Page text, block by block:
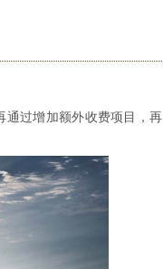
通过增加额外收费项目，再